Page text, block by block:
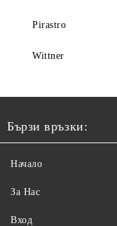
Pirastro
Wittner
Бързи връзки:
Начало
За Нас
Вход